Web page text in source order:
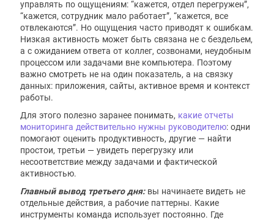
управлять по ощущениям: “кажется, отдел перегружен”,
“кажется, сотрудник мало работает”, “кажется, все
отвлекаются”. Но ощущения часто приводят к ошибкам.
Низкая активность может быть связана не с бездельем,
а с ожиданием ответа от коллег, созвонами, неудобным
процессом или задачами вне компьютера. Поэтому
важно смотреть не на один показатель, а на связку
данных: приложения, сайты, активное время и контекст
работы.
Для этого полезно заранее понимать, какие отчеты
мониторинга действительно нужны руководителю: одни
помогают оценить продуктивность, другие — найти
простои, третьи — увидеть перегрузку или
несоответствие между задачами и фактической
активностью.
Главный вывод третьего дня:вы начинаете видеть не
отдельные действия, а рабочие паттерны. Какие
инструменты команда использует постоянно. Где